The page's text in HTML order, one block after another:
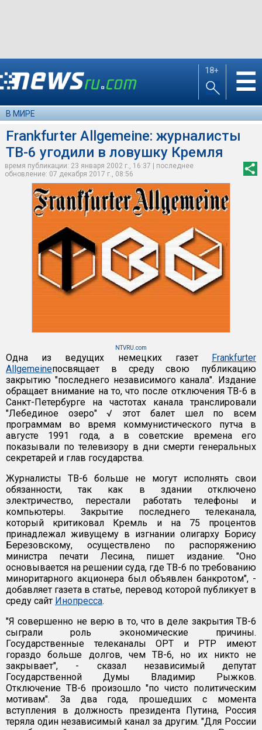
18+ ☰
В МИРЕ
Frankfurter Allgemeine: журналисты
ТВ-6 угодили в ловушку Кремля
время публикации: 23 января 2002 г., 16:37 | последнее
обновление: 07 декабря 2017 г., 08:56
NTVRU.com
Одна из ведущих немецких газет Frankfurter
Allgemeineпосвящает в среду свою публикацию
закрытию "последнего независимого канала". Издание
обращает внимание на то, что после отключения ТВ-6 в
Санкт-Петербурге на частотах канала транслировали
"Лебединое озеро" √ этот балет шел по всем
программам во время коммунистического путча в
августе 1991 года, а в советские времена его
показывали по телевизору в дни смерти генеральных
секретарей и глав государства.
Журналисты TВ-6 больше не могут исполнять свои
обязанности, так как в здании отключено
электричество, перестали работать телефоны и
компьютеры. Закрытие последнего телеканала,
который критиковал Кремль и на 75 процентов
принадлежал живущему в изгнании олигарху Борису
Березовскому, осуществлено по распоряжению
министра печати Лесина, пишет издание. "Оно
основывается на решении суда, где TВ-6 по требованию
миноритарного акционера был объявлен банкротом", -
добавляет газета в статье, перевод которой публикует в
среду сайт Инопресса.
"Я совершенно не верю в то, что в деле закрытия TВ-6
сыграли роль экономические причины.
Государственные телеканалы ОРТ и РТР имеют
гораздо больше долгов, чем TВ-6, но их никто не
закрывает", - сказал независимый депутат
Государственной Думы Владимир Рыжков.
Отключение TВ-6 произошло "по чисто политическим
мотивам". За два года, прошедших с момента
вступления в должность президента Путина, Россия
теряла один независимый канал за другим. "Для России